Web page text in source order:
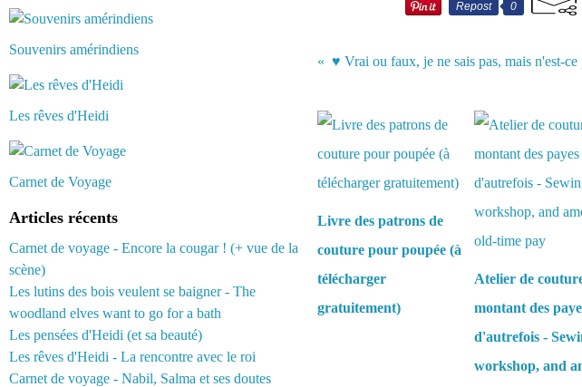
Souvenirs amérindiens
Les rêves d'Heidi
Carnet de Voyage
Articles récents
Carnet de voyage - Encore la cougar ! (+ vue de la
scène)
Les lutins des bois veulent se baigner - The
woodland elves want to go for a bath
Les pensées d'Heidi (et sa beauté)
Les rêves d'Heidi - La rencontre avec le roi
Carnet de voyage - Nabil, Salma et ses doutes
Repost
0
Livre des patrons de
couture pour poupée (à
télécharger
gratuitement)
Atelier de
montant des
d'autrefois -
workshop, and